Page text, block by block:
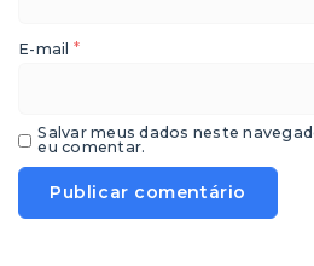
E-mail *
Salvar meus dados neste
eu comentar.